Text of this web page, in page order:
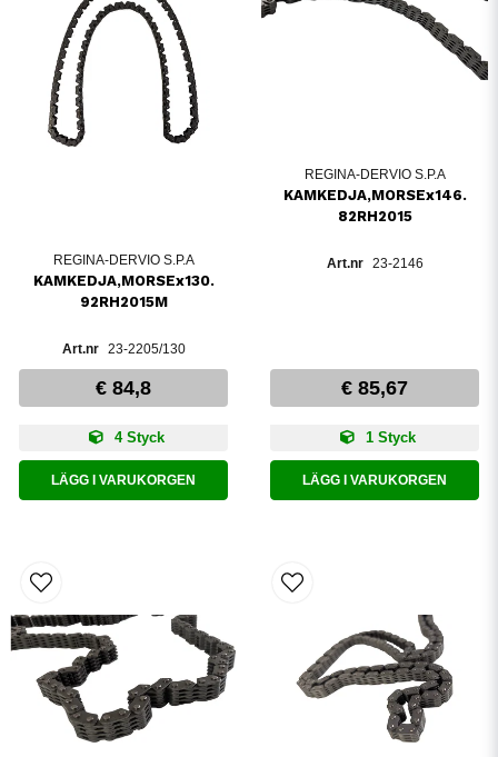
REGINA-DERVIO S.P.A
KAMKEDJA,MORSEx130.
92RH2015M
23-2205/130
€ 84,8
4 Styck
LÄGG I VARUKORGEN
REGINA-DERVIO S.P.A
KAMKEDJA,MORSEx146.
82RH2015
23-2146
€ 85,67
1 Styck
LÄGG I VARUKORGEN